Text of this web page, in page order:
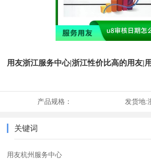
用友浙江服务中心|浙江性价比高的用友|
产品规格： 发货地:
关键词
用友杭州服务中心